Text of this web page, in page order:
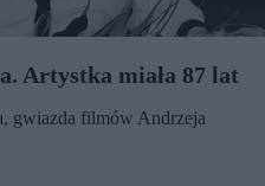
Artystka miała 87 lat
gwiazda filmów Andrzeja